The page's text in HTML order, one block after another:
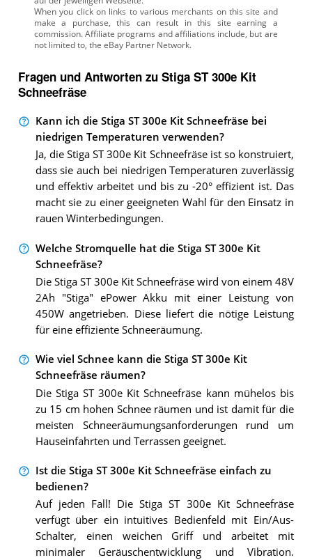
Fragen und Antworten zu Stiga ST 300e Kit
Schneefräse
Kann ich die Stiga ST 300e Kit Schneefräse bei
niedrigen Temperaturen verwenden?
Ja, die Stiga ST 300e Kit Schneefräse ist so konstruiert,
dass sie auch bei niedrigen Temperaturen zuverlässig
und effektiv arbeitet und bis zu -20° effizient ist. Das
macht sie zu einer geeigneten Wahl für den Einsatz in
rauen Winterbedingungen.
Welche Stromquelle hat die Stiga ST 300e Kit
Schneefräse?
Die Stiga ST 300e Kit Schneefräse wird von einem 48V
2Ah "Stiga" ePower Akku mit einer Leistung von
450W angetrieben. Diese liefert die nötige Leistung
für eine effiziente Schneeräumung.
Wie viel Schnee kann die Stiga ST 300e Kit
Schneefräse räumen?
Die Stiga ST 300e Kit Schneefräse kann mühelos bis
zu 15 cm hohen Schnee räumen und ist damit für die
meisten Schneeräumungsanforderungen rund um
Hauseinfahrten und Terrassen geeignet.
Ist die Stiga ST 300e Kit Schneefräse einfach zu
bedienen?
Auf jeden Fall! Die Stiga ST 300e Kit Schneefräse
verfügt über ein intuitives Bedienfeld mit Ein/Aus-
Schalter, einen weichen Griff und arbeitet mit
minimaler Geräuschentwicklung und Vibration.